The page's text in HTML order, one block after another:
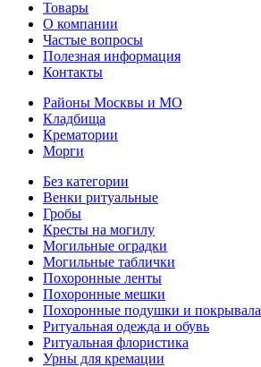
Товары
О компании
Частые вопросы
Полезная информация
Контакты
Районы Москвы и МО
Кладбища
Крематории
Морги
Без категории
Венки ритуальные
Гробы
Кресты на могилу
Могильные оградки
Могильные таблички
Похоронные ленты
Похоронные мешки
Похоронные подушки и покрывала
Ритуальная одежда и обувь
Ритуальная флористика
Урны для кремации